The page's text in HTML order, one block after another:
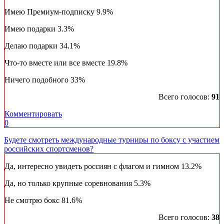
Имею Премиум-подписку 9.9%
Имею подарки 3.3%
Делаю подарки 34.1%
Что-то вместе или все вместе 19.8%
Ничего подобного 33%
Всего голосов: 91
Комментировать
0
Будете смотреть международные турниры по боксу с участием
российских спортсменов?
Да, интересно увидеть россиян с флагом и гимном 13.2%
Да, но только крупные соревнования 5.3%
Не смотрю бокс 81.6%
Всего голосов: 38